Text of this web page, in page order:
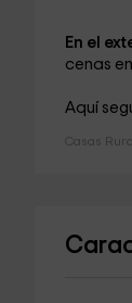
En el
cenas
Aquí
Casas